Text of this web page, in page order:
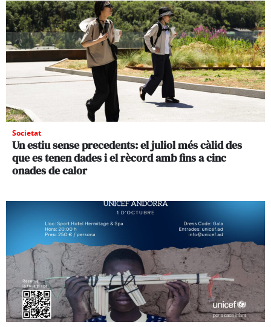
Societat
Un estiu sense precedents: el juliol més càlid des
que es tenen dades i el rècord amb fins a cinc
onades de calor